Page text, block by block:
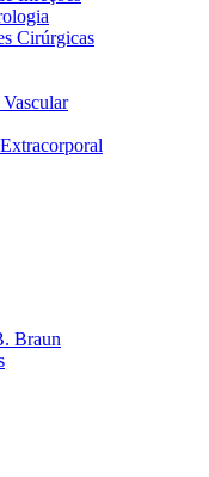
contacto connosco
Cirúrgicas
Braun